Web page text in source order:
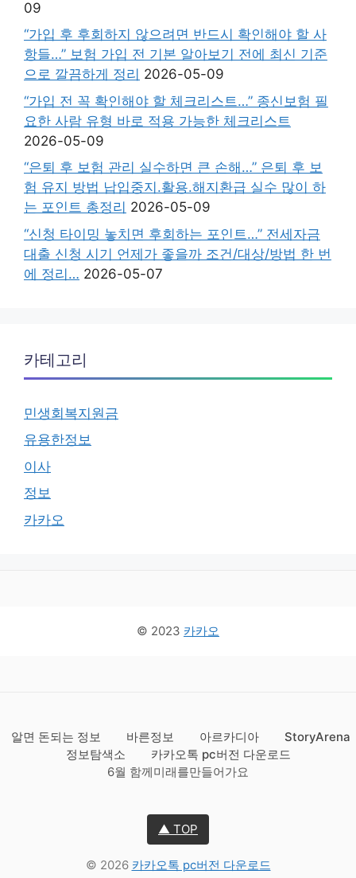
09
“가입 후 후회하지 않으려면 반드시 확인해야 할 사
항들…” 보험 가입 전 기본 알아보기 전에 최신 기준
으로 깔끔하게 정리 2026-05-09
“가입 전 꼭 확인해야 할 체크리스트…” 종신보험 필
요한 사람 유형 바로 적용 가능한 체크리스트
2026-05-09
“은퇴 후 보험 관리 실수하면 큰 손해…” 은퇴 후 보
험 유지 방법 납입중지.활용.해지환급 실수 많이 하
는 포인트 총정리 2026-05-09
“신청 타이밍 놓치면 후회하는 포인트…” 전세자금
대출 신청 시기 언제가 좋을까 조건/대상/방법 한 번
에 정리… 2026-05-07
카테고리
민생회복지원금
유용한정보
이사
정보
카카오
© 2023 카카오
알면 돈되는 정보 바른정보 아르카디아
StoryArena
정보탐색소
카카오톡 pc버전 다운로드
6월 함께미래를만들어가요
▲ TOP
© 2026 카카오톡 pc버전 다운로드